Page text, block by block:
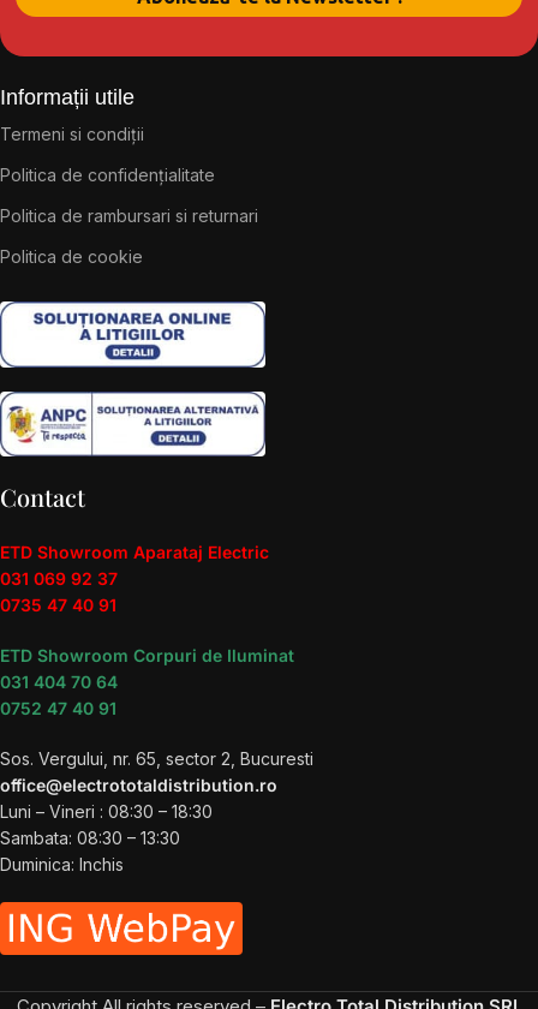
Informații utile
Termeni si condiții
Politica de confidențialitate
Politica de rambursari si returnari
Politica de cookie
Contact
ETD Showroom Aparataj Electric
031 069 92 37
0735 47 40 91
ETD Showroom Corpuri de Iluminat
031 404 70 64
0752 47 40 91
Sos. Vergului, nr. 65, sector 2, Bucuresti
office@electrototaldistribution.ro
Luni – Vineri : 08:30 – 18:30
Sambata: 08:30 – 13:30
Duminica: Inchis